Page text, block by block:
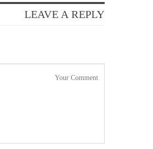
LEAVE A REPLY